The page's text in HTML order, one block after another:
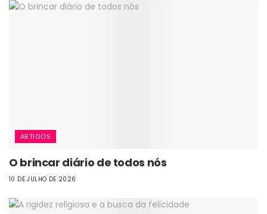
ARTIGOS
O brincar diário de todos nós
10 DE JULHO DE 2026